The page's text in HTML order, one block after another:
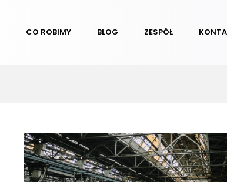
CO ROBIMY BLOG ZESPÓŁ